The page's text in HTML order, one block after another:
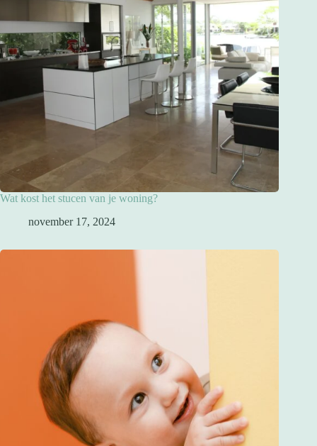
Wat kost het stucen van je woning?
november 17, 2024